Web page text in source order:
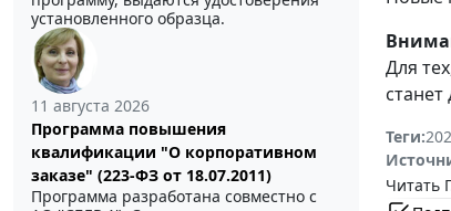
установленного образца.
11 августа 2026
Программа повышения
квалификации "О корпоративном
заказе" (223-ФЗ от 18.07.2011)
Программа разработана совместно с
Для
Теги:
Читать